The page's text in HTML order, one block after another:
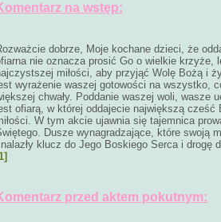
na wstęp:
dobrze, Moje kochane dzieci, że
nie oznacza prosić Go o wielkie krzyże,
miłości, aby przyjąć Wolę Bożą i
wyrażenie waszej gotowości na wszystko,
chwały. Poddanie waszej woli, wasze
ofiarą, w której oddajecie największą cześć
W tym akcie ujawnia się tajemnica
Dusze wynagradzające, które swoją
klucz do Jego Boskiego Serca i drogę
przed aktem pokutnym: